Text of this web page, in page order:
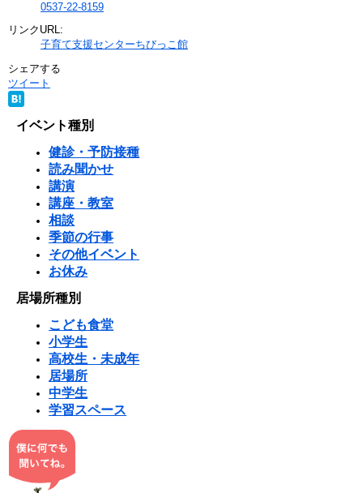
0537-22-8159
リンクURL:
子育て支援センターちびっこ館
シェアする
ツイート
イベント種別
健診・予防接種
読み聞かせ
講演
講座・教室
相談
季節の行事
その他イベント
お休み
居場所種別
こども食堂
小学生
高校生・未成年
居場所
中学生
学習スペース